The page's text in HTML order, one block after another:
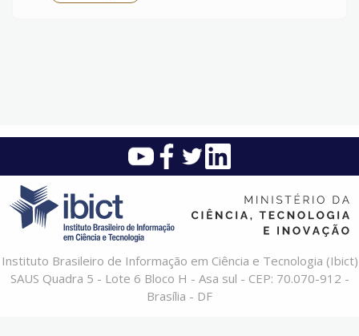
Instituto Brasileiro de Informação em Ciência e Tecnologia (Ibict)
SAUS Quadra 5 - Lote 6 Bloco H - Asa sul - CEP: 70.070-912 -
Brasília - DF